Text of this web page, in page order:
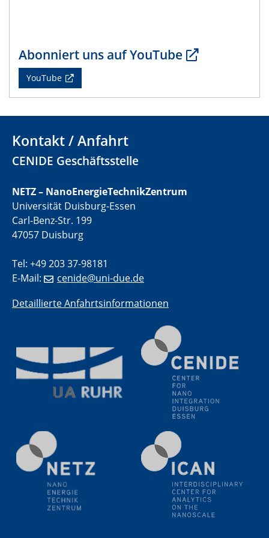
GDCh Kolloquium
29.07.2025
Colloquium IMPR SusMet
challenges for a successful circular economy
05.08.2025
Colloquia Series on Sustainable Metallurgy
by Design Framework and AI in Circular Economy
28.08.2025
2D-MATURE Seminar Series
04.09.2025
Natural Water to H2
Electrochemical Tip-enhanced Raman spectroscopy---
methodology and its application for studying solid-
liquid interfaces
Colloquium IMPR SusMet
It's all about transitions - dealing sustainably and
reliably with critical metal oxides in simulations and
technologies
Colloquium IMPR SusMet
It's all about transitions - dealing sustainably and
reliably with critical metal oxides in simulations and
technologies
09.09.2025
Abonniert uns auf YouTube
YouTube
Kontakt / Anfahrt
CENIDE Geschäftsstelle
NETZ – NanoEnergieTechnikZentrum
Universität Duisburg-Essen
Carl-Benz-Str. 199
47057 Duisburg
Tel: +49 203 37-98181
E-Mail:
cenide@uni-due.de
Detaillierte Anfahrtsinformationen